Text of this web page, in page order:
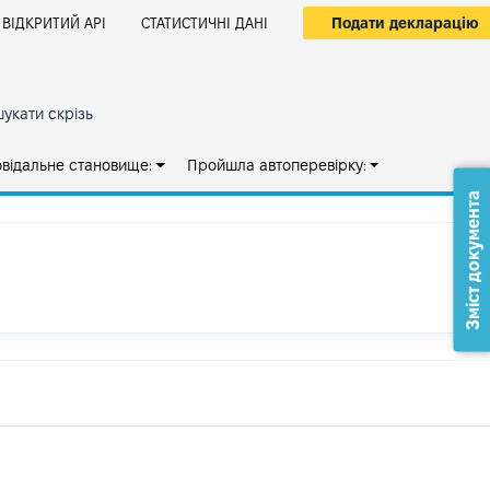
ВІДКРИТИЙ АРІ СТАТИСТИЧНІ ДАНІ Подати декларацію
скрізь
становище: Пройшла автоперевірку:
Зміст документа